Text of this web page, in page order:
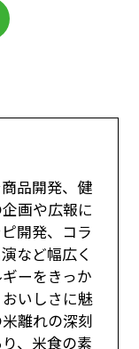
品開発、健
画や広報に
開発、コラ
など幅広く
ーをきっか
いしさに魅
離れの深刻
、米食の素